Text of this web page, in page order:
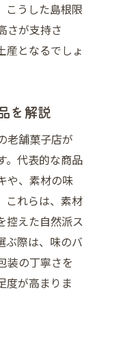
こうした島根限
さが支持さ
産となるでしょ
を解説
老舗菓子店が
。代表的な商品
や、素材の味
これらは、素材
控えた自然派ス
ぶ際は、味のバ
装の丁寧さを
度が高まりま